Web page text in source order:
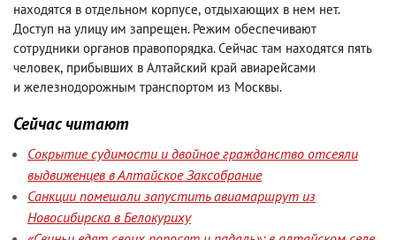
находятся в отдельном корпусе, отдыхающих в нем нет.
Доступ на улицу им запрещен. Режим обеспечивают
сотрудники органов правопорядка. Сейчас там находятся пять
человек, прибывших в Алтайский край авиарейсами
и железнодорожным транспортом из Москвы.
Сейчас читают
Сокрытие судимости и двойное гражданство отсеяли
выдвиженцев в Алтайское Заксобрание
Санкции помешали запустить авиамаршрут из
Новосибирска в Белокуриху